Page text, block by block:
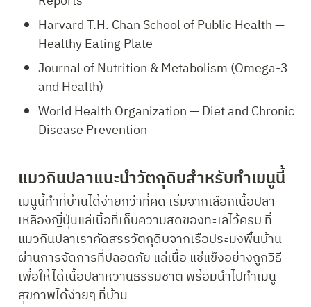
Harvard T.H. Chan School of Public Health —
Healthy Eating Plate
Journal of Nutrition & Metabolism (Omega-3
and Health)
World Health Organization — Diet and Chronic
Disease Prevention
แมวกินปลาแนะนำวัตถุดิบสำหรับทำเมนูนี้
เมนูนี้ทำที่บ้านได้ง่ายกว่าที่คิด เริ่มจากเลือกเนื้อปลา
เหลืองญี่ปุ่นแล่เนื้อที่เก็บความสดของทะเลไว้ครบ ที่
แมวกินปลาเราคัดสรรวัตถุดิบจากเรือประมงพื้นบ้าน
ผ่านการจัดการที่ปลอดภัย แล่เนื้อ แช่แข็งอย่างถูกวิธี
เพื่อให้ได้เนื้อปลาหวานธรรมชาติ พร้อมนำไปทำเมนู
สุขภาพได้ง่ายๆ ที่บ้าน